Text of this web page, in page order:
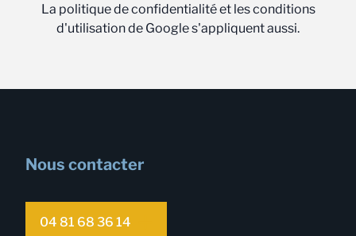
La politique de confidentialité et les conditions
d'utilisation de Google s'appliquent aussi.
Nous contacter
04 81 68 36 14